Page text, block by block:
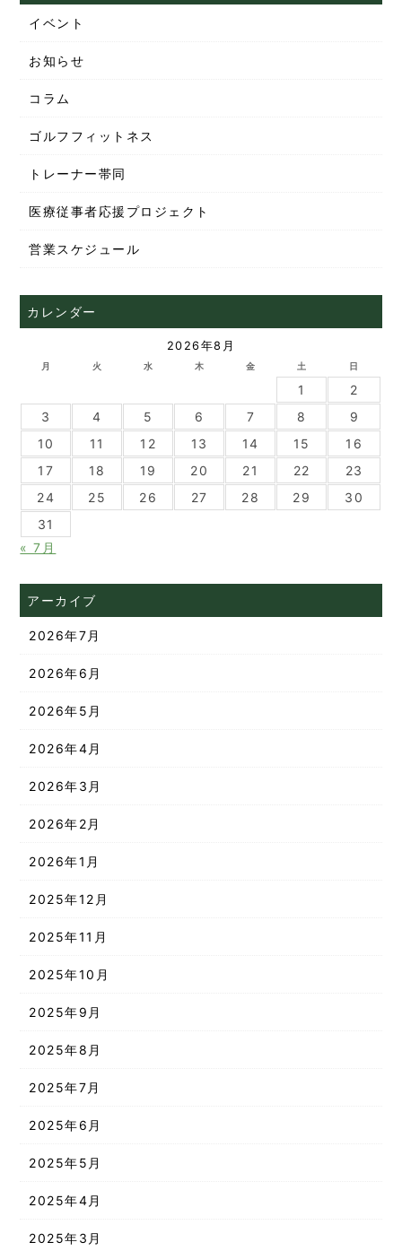
イベント
お知らせ
コラム
ゴルフフィットネス
トレーナー帯同
医療従事者応援プロジェクト
営業スケジュール
カレンダー
2026年8月
月 火 水 木 金 土 日
1
2
3
4 5 6 7 8
9
10
11 12 13 14 15
16
17
18 19 20 21 22
23
24
25 26 27 28 29
30
31
« 7月
アーカイブ
2026年7月
2026年6月
2026年5月
2026年4月
2026年3月
2026年2月
2026年1月
2025年12月
2025年11月
2025年10月
2025年9月
2025年8月
2025年7月
2025年6月
2025年5月
2025年4月
2025年3月